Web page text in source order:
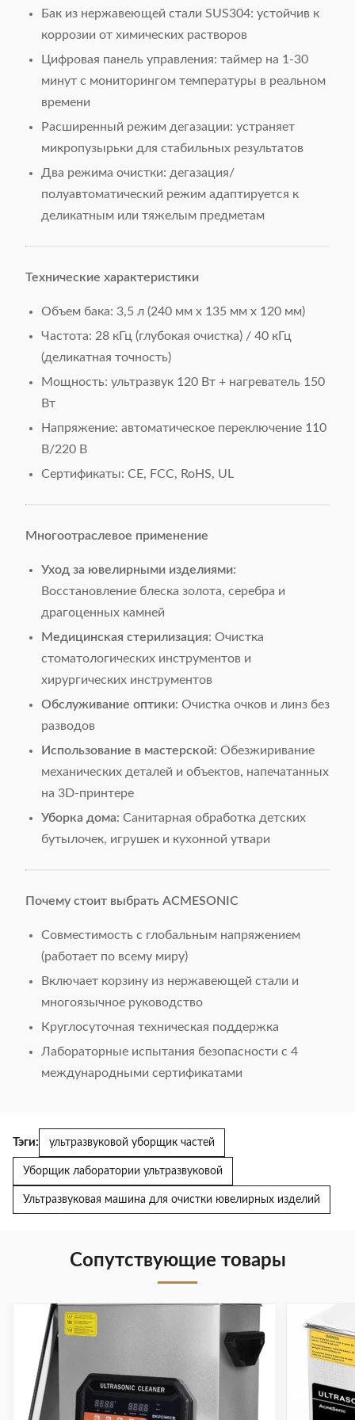
Бак из нержавеющей стали SUS304: устойчив к
коррозии от химических растворов
Цифровая панель управления: таймер на 1-30
минут с мониторингом температуры в реальном
времени
Расширенный режим дегазации: устраняет
микропузырьки для стабильных результатов
Два режима очистки: дегазация/
полуавтоматический режим адаптируется к
деликатным или тяжелым предметам
​Технические характеристики​
Объем бака: 3,5 л (240 мм x 135 мм x 120 мм)
Частота: 28 кГц (глубокая очистка) / 40 кГц
(деликатная точность)
Мощность: ультразвук 120 Вт + нагреватель 150
Вт
Напряжение: автоматическое переключение 110
В/220 В
Сертификаты: CE, FCC, RoHS, UL
​Многоотраслевое применение​
​Уход за ювелирными изделиями​​:
Восстановление блеска золота, серебра и
драгоценных камней
​Медицинская стерилизация​​: Очистка
стоматологических инструментов и
хирургических инструментов
​Обслуживание оптики​​: Очистка очков и линз без
разводов
​Использование в мастерской​​: Обезжиривание
механических деталей и объектов, напечатанных
на 3D-принтере
​Уборка дома​​: Санитарная обработка детских
бутылочек, игрушек и кухонной утвари
​Почему стоит выбрать ACMESONIC​
Совместимость с глобальным напряжением
(работает по всему миру)
Включает корзину из нержавеющей стали и
многоязычное руководство
Круглосуточная техническая поддержка
Лабораторные испытания безопасности с 4
международными сертификатами
Тэги: ультразвуковой уборщик частей
Уборщик лаборатории ультразвуковой
Ультразвуковая машина для очистки ювелирных изделий
Сопутствующие товары